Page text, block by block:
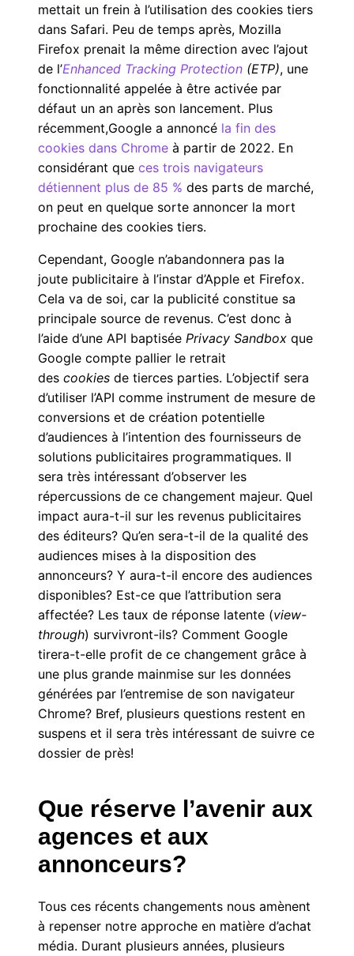
mettait un frein à l’utilisation des cookies tiers
dans Safari. Peu de temps après, Mozilla
Firefox prenait la même direction avec l’ajout
de l’Enhanced Tracking Protection (ETP), une
fonctionnalité appelée à être activée par
défaut un an après son lancement. Plus
récemment,Google a annoncé la fin des
cookies dans Chrome à partir de 2022. En
considérant que ces trois navigateurs
détiennent plus de 85 % des parts de marché,
on peut en quelque sorte annoncer la mort
prochaine des cookies tiers.
Cependant, Google n’abandonnera pas la
joute publicitaire à l’instar d’Apple et Firefox.
Cela va de soi, car la publicité constitue sa
principale source de revenus. C’est donc à
l’aide d’une API baptisée Privacy Sandbox que
Google compte pallier le retrait
des cookies de tierces parties. L’objectif sera
d’utiliser l’API comme instrument de mesure de
conversions et de création potentielle
d’audiences à l’intention des fournisseurs de
solutions publicitaires programmatiques. Il
sera très intéressant d’observer les
répercussions de ce changement majeur. Quel
impact aura-t-il sur les revenus publicitaires
des éditeurs? Qu’en sera-t-il de la qualité des
audiences mises à la disposition des
annonceurs? Y aura-t-il encore des audiences
disponibles? Est-ce que l’attribution sera
affectée? Les taux de réponse latente (view-
through) survivront-ils? Comment Google
tirera-t-elle profit de ce changement grâce à
une plus grande mainmise sur les données
générées par l’entremise de son navigateur
Chrome? Bref, plusieurs questions restent en
suspens et il sera très intéressant de suivre ce
dossier de près!
Que réserve l’avenir aux
agences et aux
annonceurs?
Tous ces récents changements nous amènent
à repenser notre approche en matière d’achat
média. Durant plusieurs années, plusieurs